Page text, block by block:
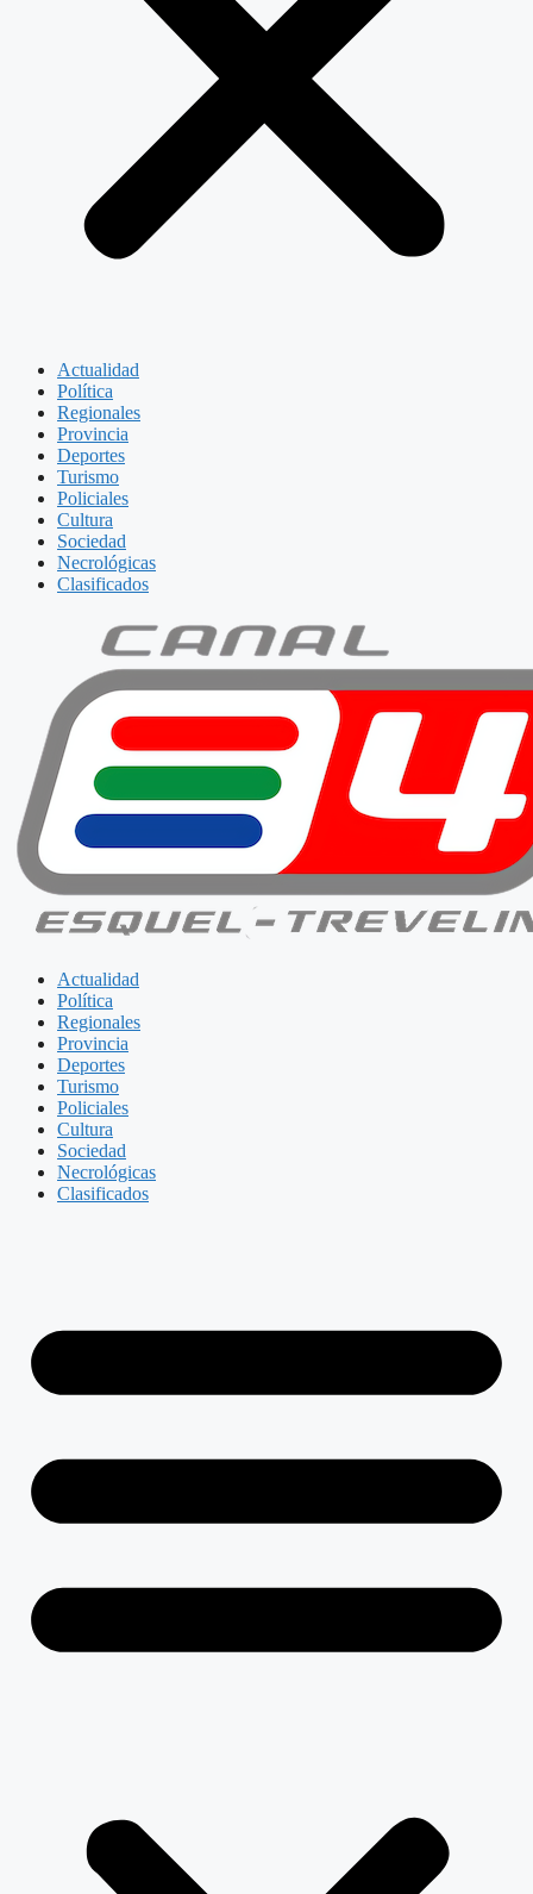
Actualidad
Política
Regionales
Provincia
Deportes
Turismo
Policiales
Cultura
Sociedad
Necrológicas
Clasificados
Actualidad
Política
Regionales
Provincia
Deportes
Turismo
Policiales
Cultura
Sociedad
Necrológicas
Clasificados